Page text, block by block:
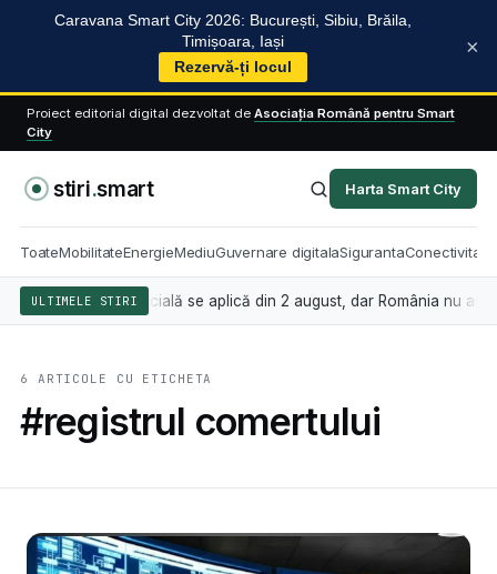
Caravana Smart City 2026: București, Sibiu, Brăila,
Timișoara, Iași
Rezervă-ți locul
×
Proiect editorial digital dezvoltat de Asociația Română pentru Smart
City
stiri.smart Harta Smart City
ToateMobilitateEnergieMediuGuvernare digitalaSigurantaConectivitate
ULTIMELE STIRI
inteligența artificială se aplică din 2 august, dar România nu are
6 ARTICOLE CU ETICHETA
#registrul comertului